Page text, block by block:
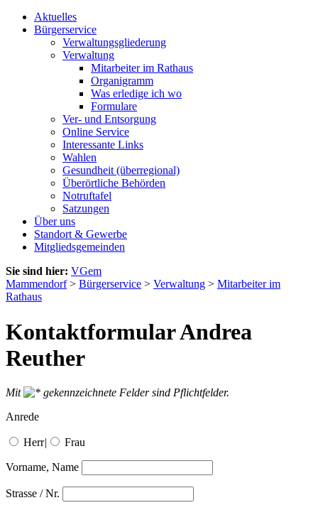
Aktuelles
Bürgerservice
Verwaltungsgliederung
Verwaltung
Mitarbeiter im Rathaus
Organigramm
Was erledige ich wo
Formulare
Ver- und Entsorgung
Online Service
Interessante Links
Wahlen
Gesundheit (überregional)
Überörtliche Behörden
Notruftafel
Satzungen
Über uns
Standort & Gewerbe
Mitgliedsgemeinden
Sie sind hier: VGem
Mammendorf> Bürgerservice > Verwaltung > Mitarbeiter im
Rathaus
Kontaktformular Andrea
Reuther
Mit
gekennzeichnete Felder sind Pflichtfelder.
Anrede
Herr| Frau
Vorname, Name
Strasse / Nr.